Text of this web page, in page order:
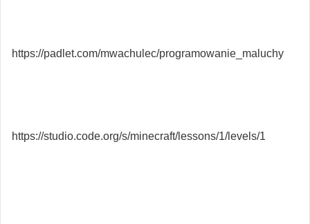
https://padlet.com/mwachulec/programowanie_maluchy
https://studio.code.org/s/minecraft/lessons/1/levels/1